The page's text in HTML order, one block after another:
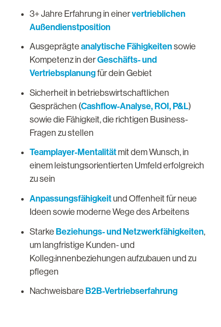
3+ Jahre Erfahrung in einervertrieblichen
Außendienstposition
Ausgeprägte analytische Fähigkeitensowie
Kompetenz in derGeschäfts- und
Vertriebsplanungfür dein Gebiet
Sicherheit in betriebswirtschaftlichen
Gesprächen (Cashflow-Analyse, ROI, P&L)
sowie die Fähigkeit, die richtigen Business-
Fragen zu stellen
Teamplayer-Mentalität mit dem Wunsch, in
einem leistungsorientierten Umfeld erfolgreich
zu sein
Anpassungsfähigkeit und Offenheit für neue
Ideen sowie moderne Wege des Arbeitens
Starke Beziehungs- und Netzwerkfähigkeiten,
um langfristige Kunden- und
Kolleg:innenbeziehungen aufzubauen und zu
pflegen
Nachweisbare B2B-Vertriebserfahrung